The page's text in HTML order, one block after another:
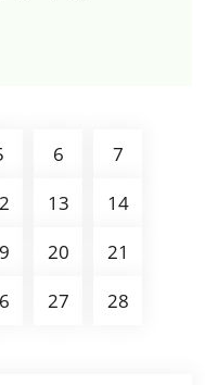
6
7
13
14
20
21
27
28